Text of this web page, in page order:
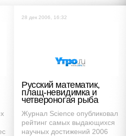
28 дек 2006, 16:32
Русский математик,
плащ-невидимка и
четвероногая рыба
Журнал Science опубликовал
рейтинг самых выдающихся
научных достижений 2006